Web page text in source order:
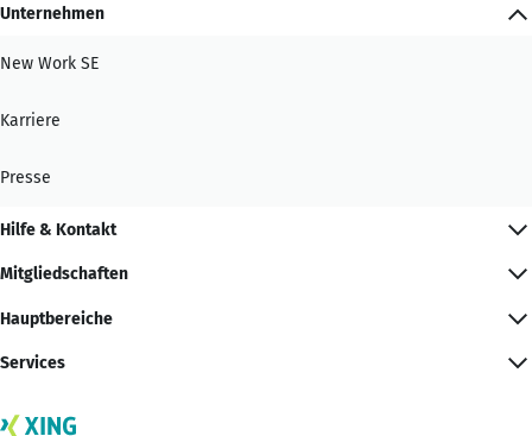
Unternehmen
New Work SE
Karriere
Presse
Hilfe & Kontakt
Mitgliedschaften
Hauptbereiche
Services